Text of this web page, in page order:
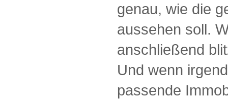
genau, wie die
aussehen soll.
anschließend
Und wenn
passende